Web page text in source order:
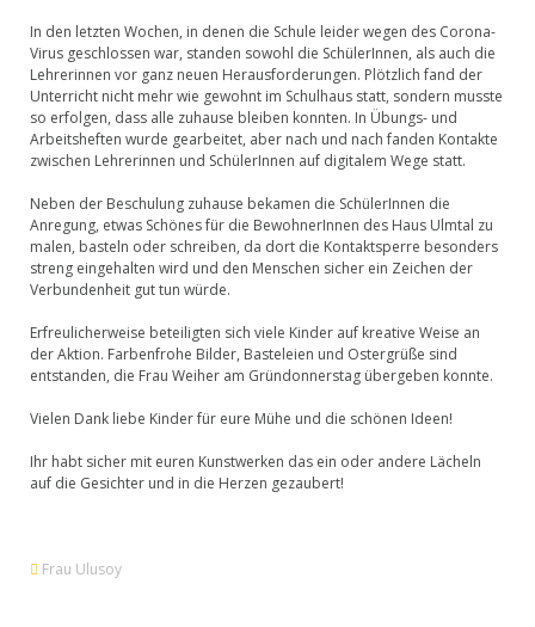
In den letzten Wochen, in denen die Schule leider wegen des Corona-
Virus geschlossen war, standen sowohl die SchülerInnen, als auch die
Lehrerinnen vor ganz neuen Herausforderungen. Plötzlich fand der
Unterricht nicht mehr wie gewohnt im Schulhaus statt, sondern musste
so erfolgen, dass alle zuhause bleiben konnten. In Übungs- und
Arbeitsheften wurde gearbeitet, aber nach und nach fanden Kontakte
zwischen Lehrerinnen und SchülerInnen auf digitalem Wege statt.
Neben der Beschulung zuhause bekamen die SchülerInnen die
Anregung, etwas Schönes für die BewohnerInnen des Haus Ulmtal zu
malen, basteln oder schreiben, da dort die Kontaktsperre besonders
streng eingehalten wird und den Menschen sicher ein Zeichen der
Verbundenheit gut tun würde.
Erfreulicherweise beteiligten sich viele Kinder auf kreative Weise an
der Aktion. Farbenfrohe Bilder, Basteleien und Ostergrüße sind
entstanden, die Frau Weiher am Gründonnerstag übergeben konnte.
Vielen Dank liebe Kinder für eure Mühe und die schönen Ideen!
Ihr habt sicher mit euren Kunstwerken das ein oder andere Lächeln
auf die Gesichter und in die Herzen gezaubert!
Frau Ulusoy